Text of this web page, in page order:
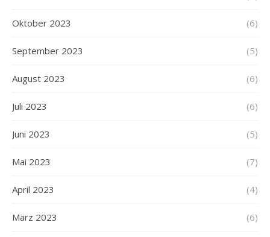
Oktober 2023 (6)
September 2023 (5)
August 2023 (6)
Juli 2023 (6)
Juni 2023 (5)
Mai 2023 (7)
April 2023 (4)
März 2023 (6)